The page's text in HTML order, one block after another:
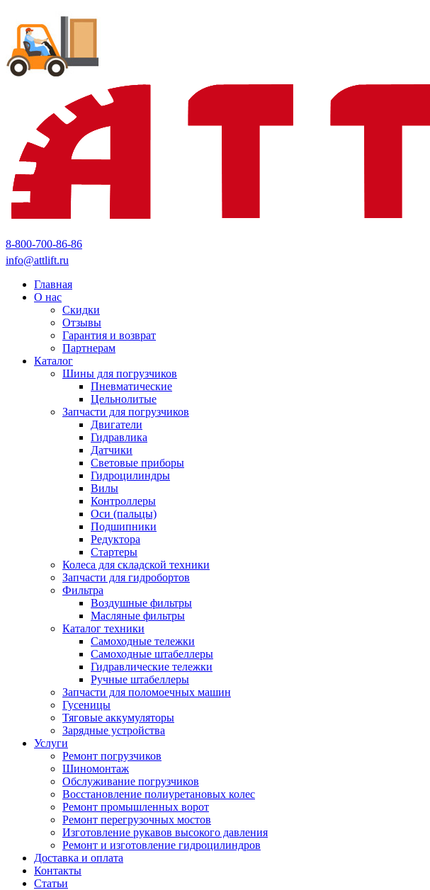
8-800-700-86-86
info@attlift.ru
Главная
О нас
Скидки
Отзывы
Гарантия и возврат
Партнерам
Каталог
Шины для погрузчиков
Пневматические
Цельнолитые
Запчасти для погрузчиков
Двигатели
Гидравлика
Датчики
Световые приборы
Гидроцилиндры
Вилы
Контроллеры
Оси (пальцы)
Подшипники
Редуктора
Стартеры
Колеса для складской техники
Запчасти для гидробортов
Фильтра
Воздушные фильтры
Масляные фильтры
Каталог техники
Самоходные тележки
Самоходные штабеллеры
Гидравлические тележки
Ручные штабеллеры
Запчасти для поломоечных машин
Гусеницы
Тяговые аккумуляторы
Зарядные устройства
Услуги
Ремонт погрузчиков
Шиномонтаж
Обслуживание погрузчиков
Восстановление полиуретановых колес
Ремонт промышленных ворот
Ремонт перегрузочных мостов
Изготовление рукавов высокого давления
Ремонт и изготовление гидроцилиндров
Доставка и оплата
Контакты
Статьи